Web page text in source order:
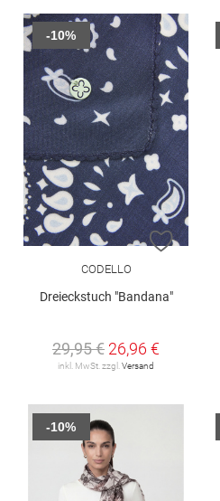
ZUR
CODELLO
Dreieckstuch "Bandana"
29,95 € 26,96 €
inkl. MwSt. zzgl. Versand
-10%
-10%